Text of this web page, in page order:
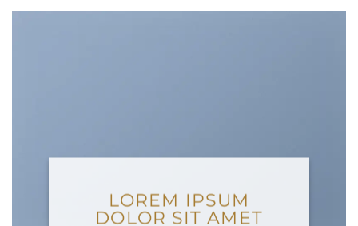
LOREM IPSUM
DOLOR SIT AMET